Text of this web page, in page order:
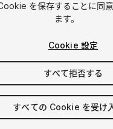
に計算されます
を保存することに同
ます。
Cookie 設定
すべて拒否する
すべての Cookie を受け